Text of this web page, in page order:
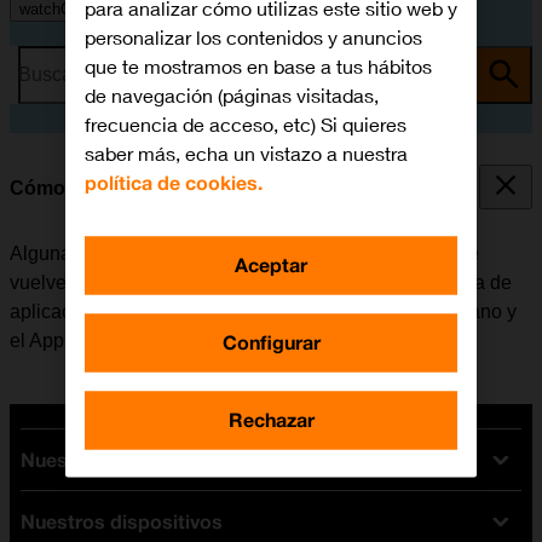
watchOS 11
Busca por problema o tema
Cómo cerrar las aplicaciones en segundo plano
Algunas aplicaciones no se cierran del todo cuando se
vuelve a la pantalla de inicio. Si no se cierran de la lista de
aplicaciones activas, seguirán estando en segundo plano y
el Apple Watch funcionará más lentamente.
Nuestras tarifas
Tarifas Orange
Nuestros dispositivos
para analizar cómo utilizas este sitio web y
personalizar los contenidos y anuncios
que te mostramos en base a tus hábitos
de navegación (páginas visitadas,
frecuencia de acceso, etc) Si quieres
saber más, echa un vistazo a nuestra
política de cookies.
Configurar
Rechazar
Aceptar